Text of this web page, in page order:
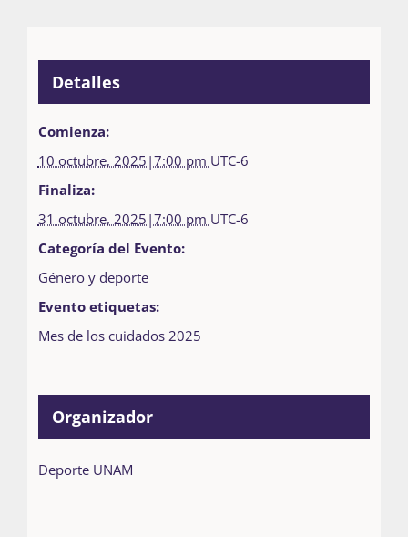
Detalles
Comienza:
10 octubre, 2025|7:00 pm UTC-6
Finaliza:
31 octubre, 2025|7:00 pm UTC-6
Categoría del Evento:
Género y deporte
Evento etiquetas:
Mes de los cuidados 2025
Organizador
Deporte UNAM